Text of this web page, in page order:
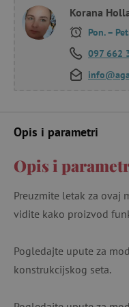
Korana
Pon. –
097 662
Opis i parametri
Opis i
Preuzmite letak za ovaj
vidite kako proizvod
Pogledajte upute za
konstrukcijskog seta.